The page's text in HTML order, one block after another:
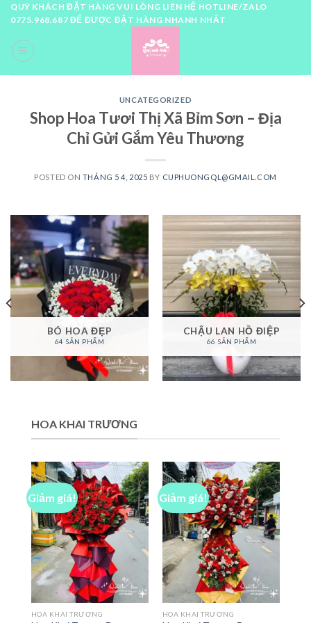
Skip
content
QUÝ KHÁCH ĐẶT HÀNG VUI LÒNG LIÊN HỆ HOTLINE/ZALO
0775.968.687 ĐỂ ĐƯỢC ĐẶT HÀNG NHANH NHẤT
UNCATEGORIZED
Shop Hoa Tươi Thị Xã Bỉm Sơn – Địa
Chỉ Gửi Gắm Yêu Thương
POSTED ON THÁNG 5 4, 2025 BY CUPHUONGQL@GMAIL.COM
BÓ HOA ĐẸP
64 SẢN PHẨM
CHẬU LAN HỒ ĐIỆP
66 SẢN PHẨM
HOA KHAI TRƯƠNG
Giảm giá!
HOA KHAI TRƯƠNG
Giảm giá!
HOA KHAI TRƯƠNG